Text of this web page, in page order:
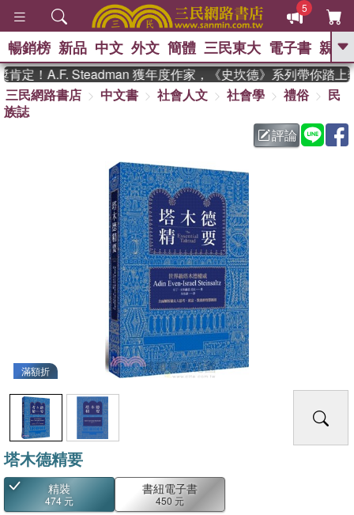
5
GO
熱搜： 東野圭吾 、 高希均教授回憶錄
方念華 、 台灣的
數學女孩：黎曼猜想
、 偉大的迷走神經
群喵 、 臺灣漫遊錄
暢銷榜 新品 中文 外文 簡體 三民東大 電子書 親子
！A.F. Steadman 獲年度作家，《史坎德》系列帶你踏上熱
三民網路書店
中文書 社會人文 社會學 禮俗
民
族誌
評論
滿額折
塔木德精要
精裝
474 元
書紐電子書
450 元